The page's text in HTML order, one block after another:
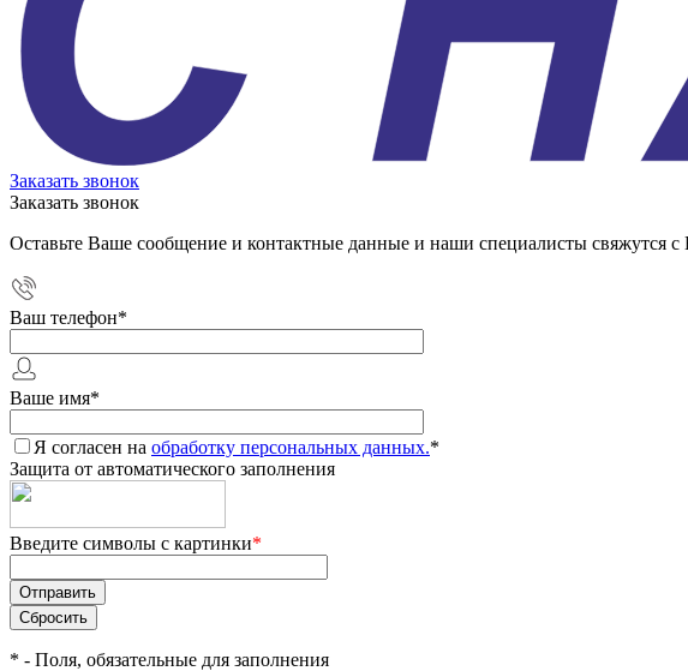
Заказать звонок
Заказать звонок
Оставьте Ваше сообщение и контактные данные и наши специалисты свяжутся
Ваш телефон*
Ваше имя*
Я согласен на обработку персональных данных.*
Защита от автоматического заполнения
Введите символы с картинки*
* - Поля, обязательные для заполнения